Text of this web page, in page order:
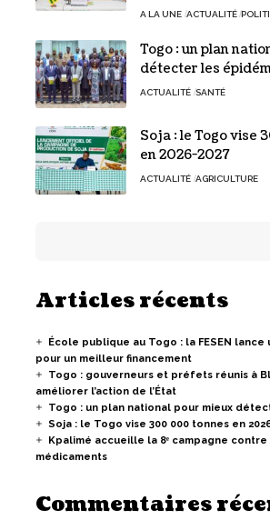
A LA UNE ACTUALITÉ
Togo : un plan
détecter les
ACTUALITÉ SANTÉ
Soja : le Togo vise
en 2026-2027
ACTUALITÉ AGRICULTURE
Articles récents
École publique au Togo : la FESEN lance
pour un meilleur financement
Togo : gouverneurs et préfets réunis à
améliorer l’action de l’État
Togo : un plan national pour mieux
Soja : le Togo vise 300 000 tonnes en
Kpalimé accueille la 8ᵉ campagne
médicaments
Commentaires